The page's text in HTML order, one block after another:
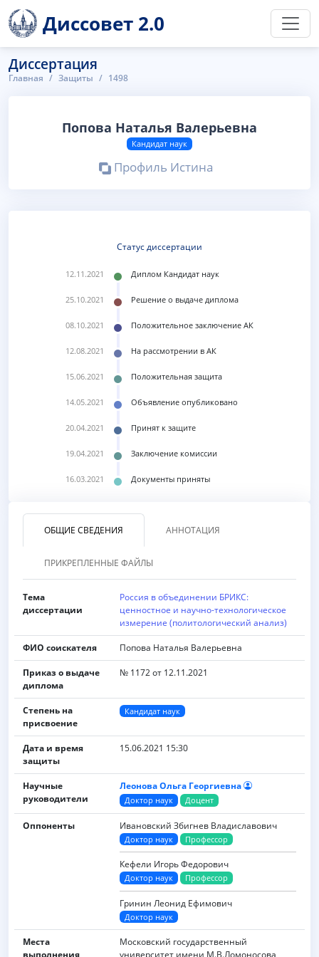
Диссовет 2.0
Диссертация
Главная Защиты 1498
Попова Наталья Валерьевна
Кандидат наук
Профиль Истина
Статус диссертации
12.11.2021 Диплом Кандидат наук
25.10.2021 Решение о выдаче диплома
08.10.2021 Положительное заключение АК
12.08.2021 На рассмотрении в АК
15.06.2021 Положительная защита
14.05.2021 Объявление опубликовано
20.04.2021 Принят к защите
19.04.2021 Заключение комиссии
16.03.2021 Документы приняты
ОБЩИЕ СВЕДЕНИЯ АННОТАЦИЯ
ПРИКРЕПЛЕННЫЕ ФАЙЛЫ
Тема
диссертации
Россия в объединении БРИКС:
ценностное и научно-технологическое
измерение (политологический анализ)
ФИО соискателя Попова Наталья Валерьевна
Приказ о выдаче
диплома
№ 1172 от 12.11.2021
Степень на
присвоение
Кандидат наук
Дата и время
защиты
15.06.2021 15:30
Научные
руководители
Леонова Ольга Георгиевна
Доктор наук Доцент
Оппоненты Ивановский Збигнев Владиславович
Доктор наук Профессор
Кефели Игорь Федорович
Доктор наук Профессор
Гринин Леонид Ефимович
Доктор наук
Места
Московский государственный